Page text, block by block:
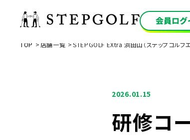
TOP 店舗一覧 STEPGOLF EXtra 浜田山（ステップゴルフ
2026.01.15
研修コ